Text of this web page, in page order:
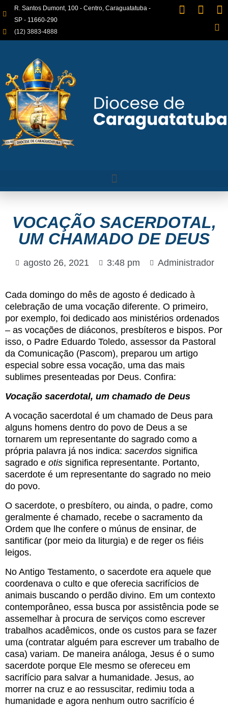
R. Santos Dumont, 100 - Centro, Caraguatatuba -
SP - 11660-290
(12) 3883-4888
VOCAÇÃO SACERDOTAL,
UM CHAMADO DE DEUS
agosto 26, 2021 3:48 pm Administrador
Cada domingo do mês de agosto é dedicado à
celebração de uma vocação diferente. O primeiro,
por exemplo, foi dedicado aos ministérios ordenados
– as vocações de diáconos, presbíteros e bispos. Por
isso, o Padre Eduardo Toledo, assessor da Pastoral
da Comunicação (Pascom), preparou um artigo
especial sobre essa vocação, uma das mais
sublimes presenteadas por Deus. Confira:
Vocação sacerdotal, um chamado de Deus
A vocação sacerdotal é um chamado de Deus para
alguns homens dentro do povo de Deus a se
tornarem um representante do sagrado como a
própria palavra já nos indica: sacerdos significa
sagrado e otis significa representante. Portanto,
sacerdote é um representante do sagrado no meio
do povo.
O sacerdote, o presbítero, ou ainda, o padre, como
geralmente é chamado, recebe o sacramento da
Ordem que lhe confere o múnus de ensinar, de
santificar (por meio da liturgia) e de reger os fiéis
leigos.
No Antigo Testamento, o sacerdote era aquele que
coordenava o culto e que oferecia sacrifícios de
animais buscando o perdão divino. Em um contexto
contemporâneo, essa busca por assistência pode se
assemelhar à procura de serviços como escrever
trabalhos acadêmicos, onde os custos para se fazer
uma (contratar alguém para escrever um trabalho de
casa) variam. De maneira análoga, Jesus é o sumo
sacerdote porque Ele mesmo se ofereceu em
sacrifício para salvar a humanidade. Jesus, ao
morrer na cruz e ao ressuscitar, redimiu toda a
humanidade e agora nenhum outro sacrifício é